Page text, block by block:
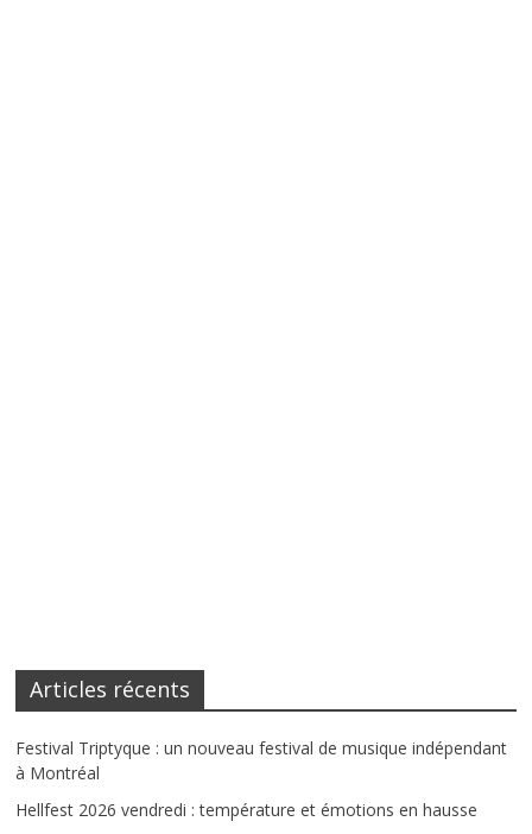
Articles récents
Festival Triptyque : un nouveau festival de musique indépendant
à Montréal
Hellfest 2026 vendredi : température et émotions en hausse